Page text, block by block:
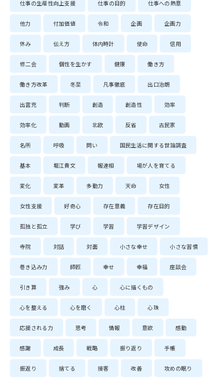
仕事の生産性向上支援 仕事の目的 仕事への熱意
他力 付加価値 令和 企画 企画力
休み 伝え方 体内時計 使命 信用
修二会 個性を生かす 健康 働き方
働き方改革 冬至 凡事徹底 出口治朗
出雲充 判断 創造 創造性 効率
効率化 動画 北欧 反省 古民家
名所 呼吸 問い 国民生活に関する世論調査
基本 堀江貴文 報連相 場が人を育てる
変化 変革 多動力 天命 女性
女性支援 好奇心 存在意義 存在目的
孤独と孤立 学び 学習 学習デザイン
寺院 対話 対面 小さな幸せ 小さな習慣
巻き込み力 師匠 幸せ 幸福 座談会
引き算 強み 心 心に描くもの
心を整える 心を磨く 心柱 心珠
応援される力 思考 情報 意欲 感動
感謝 成長 戦略 振り返り 手帳
振返り 捨てる 接客 改善 攻めの眠り